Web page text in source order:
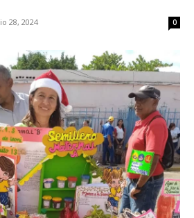
28, 2024 0